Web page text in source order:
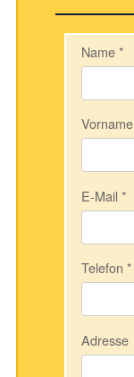
Name*
Vorname
E-Mail*
Telefon *
Adresse